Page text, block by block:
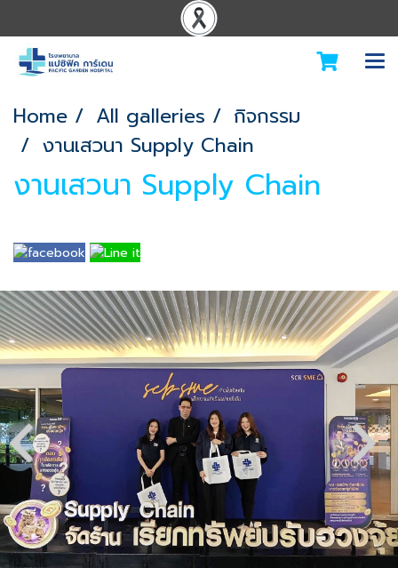
Home All galleries
กิจกรรม
งานเสวนา Supply Chain
งานเสวนา Supply Chain